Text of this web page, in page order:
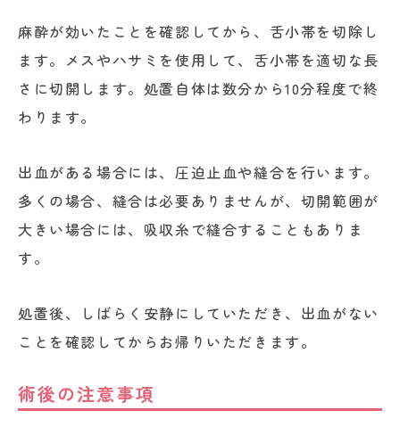
麻酔が効いたことを確認してから、舌小帯を切除し
ます。メスやハサミを使用して、舌小帯を適切な長
さに切開します。処置自体は数分から10分程度で終
わります。
出血がある場合には、圧迫止血や縫合を行います。
多くの場合、縫合は必要ありませんが、切開範囲が
大きい場合には、吸収糸で縫合することもありま
す。
処置後、しばらく安静にしていただき、出血がない
ことを確認してからお帰りいただきます。
術後の注意事項